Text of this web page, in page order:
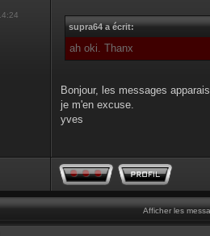
supra64 a écrit:
ah oki. Thanx
Bonjour, les messages
je m'en excuse.
yves
Afficher les